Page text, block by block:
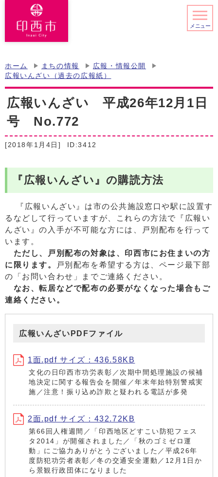
メニュー
ホーム まちの情報
広報・情報公開
広報いんざい（過去の広報紙）
広報いんざい 平成26年12月1日
号 No.772
[2018年1月4日] ID:3412
『広報いんざい』の購読方法
『広報いんざい』は市の公共施設窓口や駅に設置す
るなどして行っていますが、これらの方法で『広報い
んざい』の入手が不可能な方には、戸別配布を行って
います。
ただし、戸別配布の対象は、印西市にお住まいの方
に限ります。
戸別配布を希望する方は、ページ最下部
の「お問い合わせ」までご連絡ください。
なお、転居などで配布の必要がなくなった場合もご
連絡ください。
広報いんざいPDFファイル
1面.pdf サイズ：436.58KB
文化の日印西市功労表彰／次期中間処理施設の候補
地決定に関する報告会を開催／年末年始特別警戒実
施／注意！振り込め詐欺と疑われる電話が多発
2面.pdf サイズ：432.72KB
第66回人権週間／「印西地区どすこい防犯フェス
タ2014」が開催されました／「秋のゴミゼロ運
動」にご協力ありがとうございました／平成26年
度防犯功労者表彰／冬の交通安全運動／12月1日か
ら景観行政団体になりました